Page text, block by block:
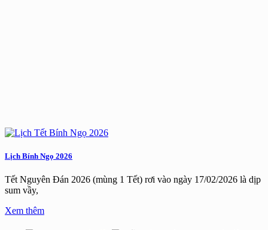
Lịch Bính Ngọ 2026
Tết Nguyên Đán 2026 (mùng 1 Tết) rơi vào ngày 17/02/2026 là dịp
sum vầy,
Xem thêm